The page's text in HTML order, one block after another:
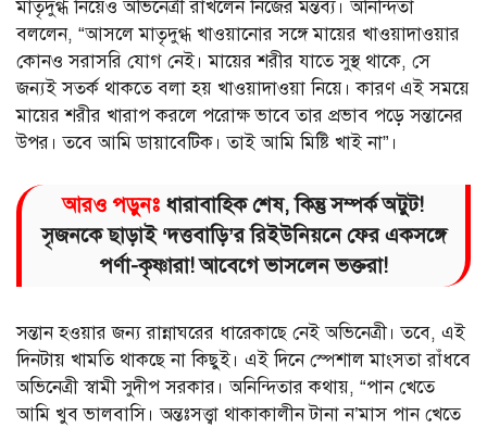
মাতৃদুগ্ধ নিয়েও অভিনেত্রী রাখলেন নিজের মন্তব্য। অনিন্দিতা
বললেন, “আসলে মাতৃদুগ্ধ খাওয়ানোর সঙ্গে মায়ের খাওয়াদাওয়ার
কোনও সরাসরি যোগ নেই। মায়ের শরীর যাতে সুস্থ থাকে, সে
জন্যই সতর্ক থাকতে বলা হয় খাওয়াদাওয়া নিয়ে। কারণ এই সময়ে
মায়ের শরীর খারাপ করলে পরোক্ষ ভাবে তার প্রভাব পড়ে সন্তানের
উপর। তবে আমি ডায়াবেটিক। তাই আমি মিষ্টি খাই না”।
আরও পড়ুনঃ ধারাবাহিক শেষ, কিন্তু সম্পর্ক অটুট!
সৃজনকে ছাড়াই ‘দত্তবাড়ি’র রিইউনিয়নে ফের একসঙ্গে
পর্ণা-কৃষ্ণারা! আবেগে ভাসলেন ভক্তরা!
সন্তান হওয়ার জন্য রান্নাঘরের ধারেকাছে নেই অভিনেত্রী। তবে, এই
দিনটায় খামতি থাকছে না কিছুই। এই দিনে স্পেশাল মাংসতা রাঁধবে
অভিনেত্রী স্বামী সুদীপ সরকার। অনিন্দিতার কথায়, “পান খেতে
আমি খুব ভালবাসি। অন্তঃসত্ত্বা থাকাকালীন টানা ন’মাস পান খেতে